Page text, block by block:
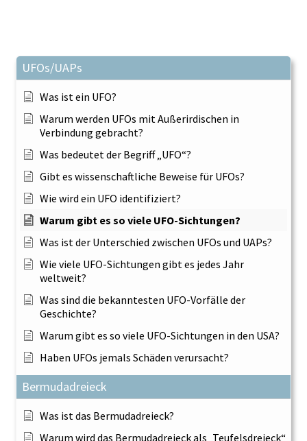
UFOs/UAPs
Was ist ein UFO?
Warum werden UFOs mit Außerirdischen in
Verbindung gebracht?
Was bedeutet der Begriff „UFO“?
Gibt es wissenschaftliche Beweise für UFOs?
Wie wird ein UFO identifiziert?
Warum gibt es so viele UFO-Sichtungen?
Was ist der Unterschied zwischen UFOs und UAPs?
Wie viele UFO-Sichtungen gibt es jedes Jahr
weltweit?
Was sind die bekanntesten UFO-Vorfälle der
Geschichte?
Warum gibt es so viele UFO-Sichtungen in den USA?
Haben UFOs jemals Schäden verursacht?
Bermudadreieck
Was ist das Bermudadreieck?
Warum wird das Bermudadreieck als „Teufelsdreieck“